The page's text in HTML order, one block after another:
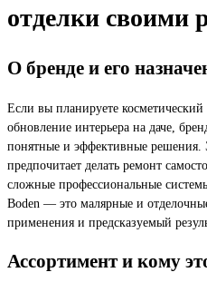
отделки своими
О бренде и его
Если вы планируете
обновление интерьера на даче,
понятные и эффективные решения.
предпочитает делать ремонт
сложные профессиональные
Boden — это малярные и
применения и предсказуемый
Ассортимент и кому